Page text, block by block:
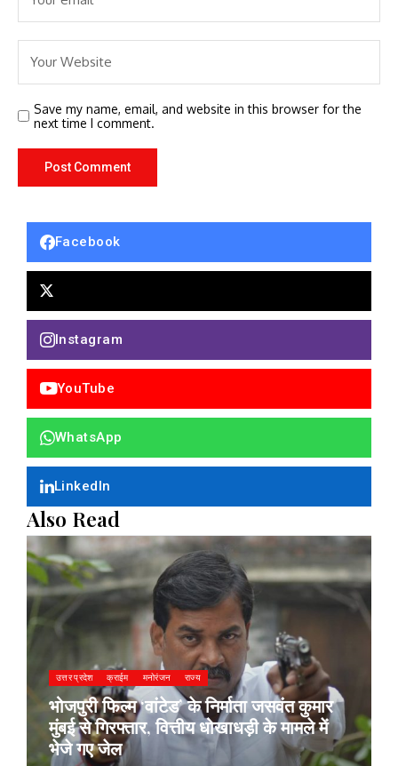
Save my name, email, and website in this browser for the
next time I comment.
Facebook
Instagram
YouTube
WhatsApp
LinkedIn
Also Read
उत्तर प्रदेश क्राईम मनोरंजन राज्य
भोजपुरी फिल्म ‘वांटेड’ के निर्माता जसवंत कुमार
मुंबई से गिरफ्तार, वित्तीय धोखाधड़ी के मामले में
भेजे गए जेल